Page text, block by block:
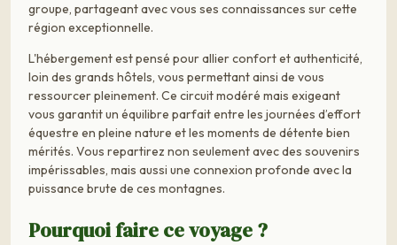
groupe, partageant avec vous ses connaissances sur cette
région exceptionnelle.
L'hébergement est pensé pour allier confort et authenticité,
loin des grands hôtels, vous permettant ainsi de vous
ressourcer pleinement. Ce circuit modéré mais exigeant
vous garantit un équilibre parfait entre les journées d’effort
équestre en pleine nature et les moments de détente bien
mérités. Vous repartirez non seulement avec des souvenirs
impérissables, mais aussi une connexion profonde avec la
puissance brute de ces montagnes.
Pourquoi faire ce voyage ?